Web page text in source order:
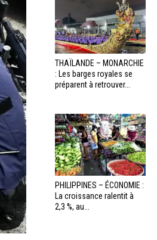
THAÏLANDE – MONARCHIE
: Les barges royales se
préparent à retrouver...
PHILIPPINES – ÉCONOMIE :
La croissance ralentit à
2,3 %, au...